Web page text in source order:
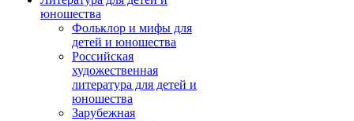
юношества
Фольклор и мифы для
детей и юношества
Российская
художественная
литература для детей и
юношества
Зарубежная